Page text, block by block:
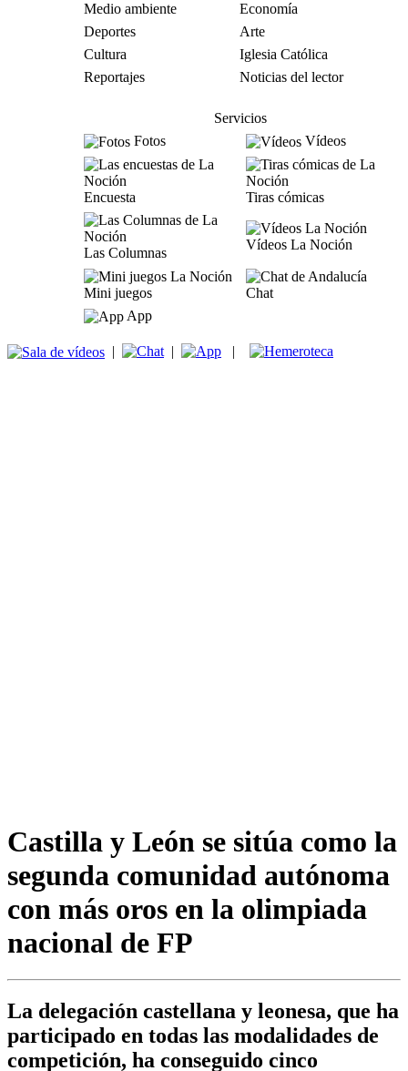
Medio ambiente
Economía
Deportes
Arte
Cultura
Iglesia Católica
Reportajes
Noticias del lector
Servicios
Fotos
Vídeos
Encuesta Tiras cómicas
Las Columnas
Vídeos La Noción
Mini juegos
Chat
App
| | |
Castilla y León se sitúa como la
segunda comunidad autónoma
con más oros en la olimpiada
nacional de FP
La delegación castellana y leonesa, que ha
participado en todas las modalidades de
competición, ha conseguido cinco